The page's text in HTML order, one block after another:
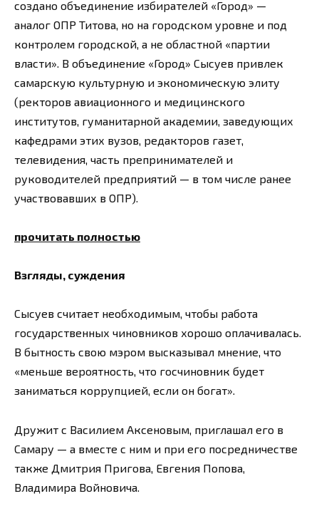
создано объединение избирателей «Город» —
аналог ОПР Титова, но на городском уровне и под
контролем городской, а не областной «партии
власти». В объединение «Город» Сысуев привлек
самарскую культурную и экономическую элиту
(ректоров авиационного и медицинского
институтов, гуманитарной академии, заведующих
кафедрами этих вузов, редакторов газет,
телевидения, часть препринимателей и
руководителей предприятий — в том числе ранее
участвовавших в ОПР).
прочитать полностью
Взгляды, суждения
Сысуев считает необходимым, чтобы работа
государственных чиновников хорошо оплачивалась.
В бытность свою мэром высказывал мнение, что
«меньше вероятность, что госчиновник будет
заниматься коррупцией, если он богат».
Дружит с Василием Аксеновым, приглашал его в
Самару — а вместе с ним и при его посредничестве
также Дмитрия Пригова, Евгения Попова,
Владимира Войновича.